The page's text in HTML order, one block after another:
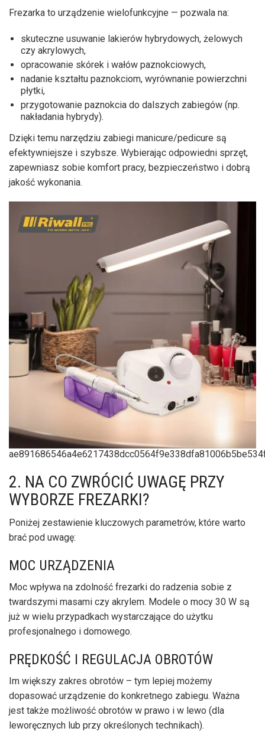
Frezarka to urządzenie wielofunkcyjne — pozwala na:
skuteczne usuwanie lakierów hybrydowych, żelowych
czy akrylowych,
opracowanie skórek i wałów paznokciowych,
nadanie kształtu paznokciom, wyrównanie powierzchni
płytki,
przygotowanie paznokcia do dalszych zabiegów (np.
nakładania hybrydy).
Dzięki temu narzędziu zabiegi manicure/pedicure są
efektywniejsze i szybsze. Wybierając odpowiedni sprzęt,
zapewniasz sobie komfort pracy, bezpieczeństwo i dobrą
jakość wykonania.
2. NA CO ZWRÓCIĆ UWAGĘ PRZY
WYBORZE FREZARKI?
Poniżej zestawienie kluczowych parametrów, które warto
brać pod uwagę:
MOC URZĄDZENIA
Moc wpływa na zdolność frezarki do radzenia sobie z
twardszymi masami czy akrylem. Modele o mocy 30 W są
już w wielu przypadkach wystarczające do użytku
profesjonalnego i domowego.
PRĘDKOŚĆ I REGULACJA OBROTÓW
Im większy zakres obrotów – tym lepiej możemy
dopasować urządzenie do konkretnego zabiegu. Ważna
jest także możliwość obrotów w prawo i w lewo (dla
leworęcznych lub przy określonych technikach).